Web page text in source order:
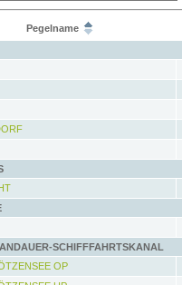
Pegelname
SCHIFFFAHRTSKANAL
OP